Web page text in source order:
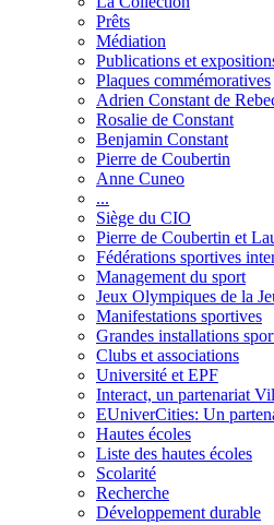
Prêts
Médiation
Publications et
Plaques commémoratives
Adrien Constant de
Rosalie de Constant
Benjamin Constant
Pierre de Coubertin
Anne Cuneo
...
Siège du CIO
Pierre de Coubertin et
Fédérations sportives
Management du sport
Jeux Olympiques de la
Manifestations sportives
Grandes installations
Clubs et associations
Université et EPF
Interact, un partenariat
EUniverCities: Un
Hautes écoles
Liste des hautes écoles
Scolarité
Recherche
Développement durable